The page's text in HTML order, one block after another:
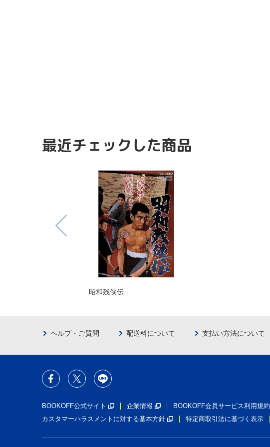
最近チェックした商品
昭和残侠伝
ヘルプ・ご質問 配送料について 支払い方法について
BOOKOFF公式サイト 企業情報 BOOKOFF会員サービス利用規約
カスタマーハラスメントに対する基本方針
特定商取引法に基づく表示